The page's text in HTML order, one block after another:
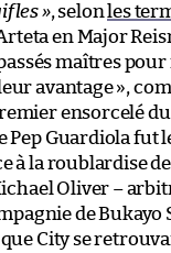
», selon les
en Major
maîtres
avantage »,
ensorcelé
Pep Guardiola fut
à la roublardise
Oliver –
de Bukayo
City se